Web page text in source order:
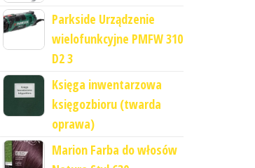
Parkside Urządzenie
wielofunkcyjne PMFW 310
D2 3
Księga inwentarzowa
księgozbioru (twarda
oprawa)
Marion Farba do włosów